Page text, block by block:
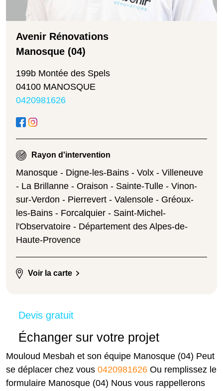
Avenir Rénovations
Manosque (04)
199b Montée des Spels
04100 MANOSQUE
0420981626
Rayon d'intervention
Manosque - Digne-les-Bains - Volx - Villeneuve
- La Brillanne - Oraison - Sainte-Tulle - Vinon-
sur-Verdon - Pierrevert - Valensole - Gréoux-
les-Bains - Forcalquier - Saint-Michel-
l'Observatoire - Département des Alpes-de-
Haute-Provence
Voir la carte
Devis gratuit
Échanger sur votre projet
Mouloud Mesbah et son équipe Manosque (04) Peut
se déplacer chez vous 0420981626 Ou remplissez le
formulaire Manosque (04) Nous vous rappellerons